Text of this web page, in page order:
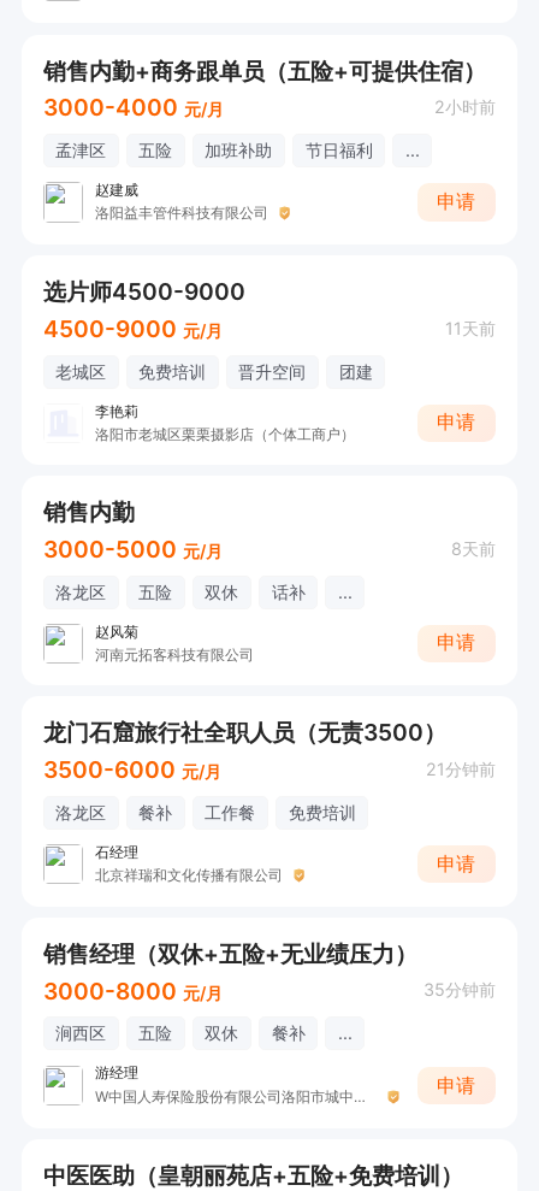
销售内勤+商务跟单员（五险+可提供住宿）
3000-4000 元/月 2小时前
孟津区 五险 加班补助 节日福利 ...
赵建威
洛阳益丰管件科技有限公司
申请
选片师4500-9000
4500-9000 元/月 11天前
老城区 免费培训 晋升空间 团建
李艳莉
洛阳市老城区栗栗摄影店（个体工商户）
申请
销售内勤
3000-5000 元/月 8天前
洛龙区 五险 双休 话补 ...
赵风菊
河南元拓客科技有限公司
申请
龙门石窟旅行社全职人员（无责3500）
3500-6000 元/月 21分钟前
洛龙区 餐补 工作餐 免费培训
石经理
北京祥瑞和文化传播有限公司
申请
销售经理（双休+五险+无业绩压力）
3000-8000 元/月 35分钟前
涧西区 五险 双休 餐补 ...
游经理
W中国人寿保险股份有限公司洛阳市城中支公司
申请
中医医助（皇朝丽苑店+五险+免费培训）